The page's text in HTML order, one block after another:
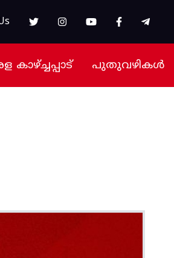
കാഴ്ച്ചപ്പാട് പുതുവഴികൾ